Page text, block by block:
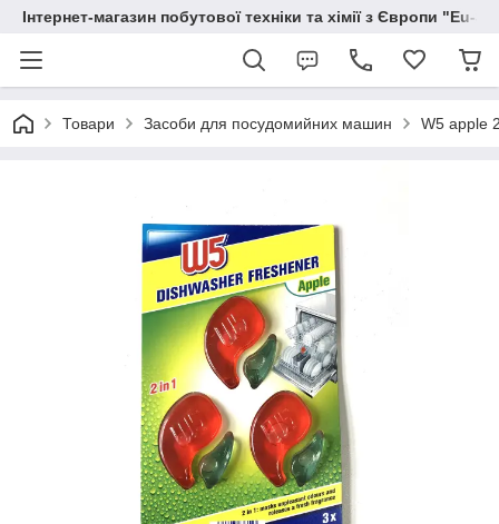
Інтернет-магазин побутової техніки та хімії з Європи "Eu-
Товари Засоби для посудомийних машин W5 apple